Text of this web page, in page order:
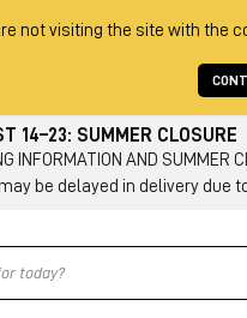
not visiting the site with the
14–23: SUMMER CLOSURE
INFORMATION AND
be delayed in delivery due